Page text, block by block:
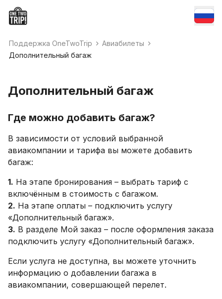
Поддержка OneTwoTrip
Авиабилеты
Дополнительный багаж
Дополнительный багаж
Где можно добавить багаж?
В зависимости от условий выбранной
авиакомпании и тарифа вы можете добавить
багаж:
1. На этапе бронирования – выбрать тариф с
включённым в стоимость с багажом.
2. На этапе оплаты – подключить услугу
«Дополнительный багаж».
3. В разделе Мой заказ – после оформления заказа
подключить услугу «Дополнительный багаж».
Если услуга не доступна, вы можете уточнить
информацию о добавлении багажа в
авиакомпании, совершающей перелет.